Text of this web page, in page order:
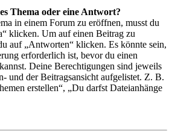
Thema oder eine Antwort?
in einem Forum zu eröffnen, musst du
klicken. Um auf einen Beitrag zu
auf „Antworten“ klicken. Es könnte sein,
erforderlich ist, bevor du einen
Deine Berechtigungen sind jeweils
und der Beitragsansicht aufgelistet. Z. B.
erstellen“, „Du darfst Dateianhänge